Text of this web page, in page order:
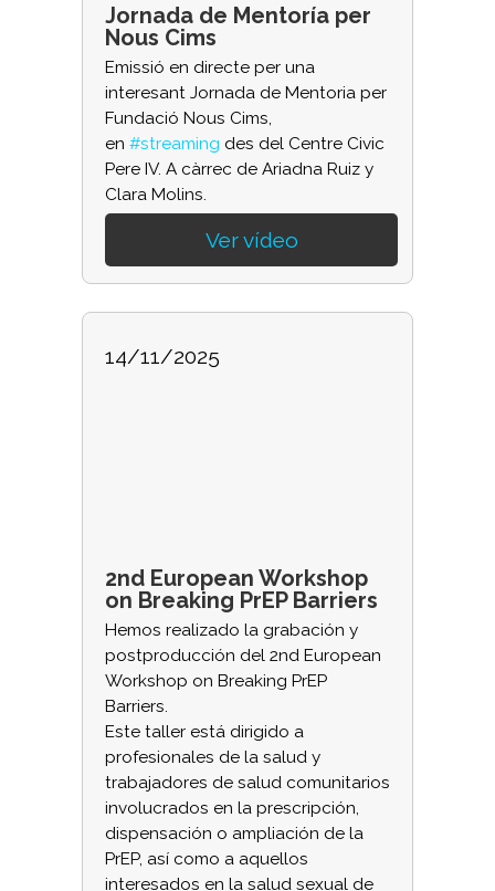
Jornada de Mentoría per
Nous Cims
Emissió en directe per una
interesant Jornada de Mentoria per
Fundació Nous Cims,
en #streaming des del Centre Civic
Pere IV. A càrrec de Ariadna Ruiz y
Clara Molins.
Ver vídeo
14/11/2025
2nd European Workshop
on Breaking PrEP Barriers
Hemos realizado la grabación y
postproducción del 2nd European
Workshop on Breaking PrEP
Barriers.
Este taller está dirigido a
profesionales de la salud y
trabajadores de salud comunitarios
involucrados en la prescripción,
dispensación o ampliación de la
PrEP, así como a aquellos
interesados en la salud sexual de